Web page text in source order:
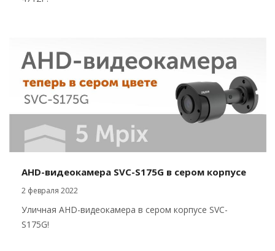
AHD-видеокамера SVC-S175G в сером корпусе
2 февраля 2022
Уличная AHD-видеокамера в сером корпусе SVC-
S175G!